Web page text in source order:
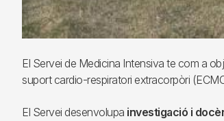
El Servei de Medicina Intensiva te com a
suport cardio-respiratori extracorpòri
El Servei desenvolupa investigació i